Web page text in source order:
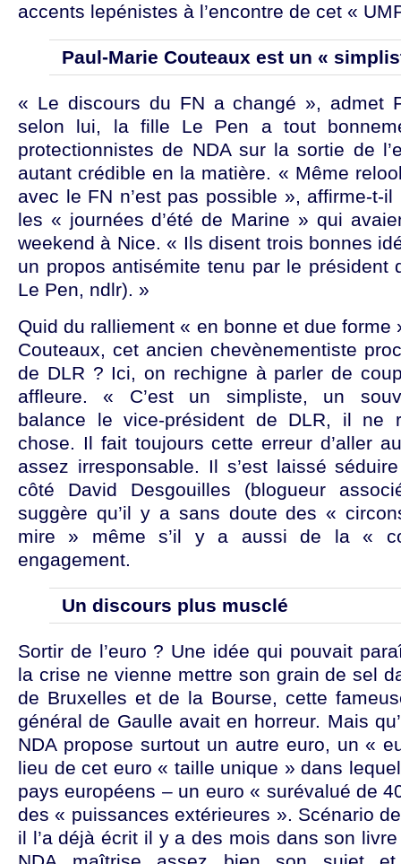
accents lepénistes à l’encontre de cet «
Paul-Marie Couteaux est un «
« Le discours du FN a changé », admet
selon lui, la fille Le Pen a tout
protectionnistes de NDA sur la sortie de
autant crédible en la matière. « Même
avec le FN n’est pas possible », affirme-t-
les « journées d’été de Marine » qui
weekend à Nice. « Ils disent trois bonnes
un propos antisémite tenu par le président
Le Pen, ndlr). »
Quid du ralliement « en bonne et due forme
Couteaux, cet ancien chevènementiste
de DLR ? Ici, on rechigne à parler de
affleure. « C’est un simpliste, un
balance le vice-président de DLR, il ne
chose. Il fait toujours cette erreur d’aller
assez irresponsable. Il s’est laissé
côté David Desgouilles (blogueur
suggère qu’il y a sans doute des «
mire » même s’il y a aussi de la «
engagement.
Un discours plus musclé
Sortir de l’euro ? Une idée qui pouvait
la crise ne vienne mettre son grain de sel
de Bruxelles et de la Bourse, cette
général de Gaulle avait en horreur. Mais
NDA propose surtout un autre euro, un «
lieu de cet euro « taille unique » dans
pays européens – un euro « surévalué de
des « puissances extérieures ». Scénario
il l’a déjà écrit il y a des mois dans son